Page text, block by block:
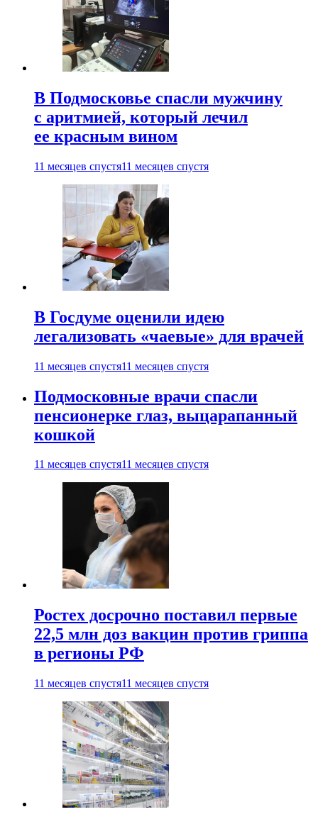
В Подмосковье спасли мужчину
с аритмией, который лечил
ее красным вином
11 месяцев спустя11 месяцев спустя
В Госдуме оценили идею
легализовать «чаевые» для врачей
11 месяцев спустя11 месяцев спустя
Подмосковные врачи спасли
пенсионерке глаз, выцарапанный
кошкой
11 месяцев спустя11 месяцев спустя
Ростех досрочно поставил первые
22,5 млн доз вакцин против гриппа
в регионы РФ
11 месяцев спустя11 месяцев спустя